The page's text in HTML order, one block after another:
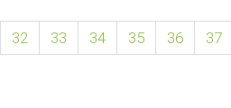
32 33 34 35 36 37